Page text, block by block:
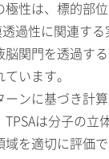
極性は、標的部
透過性に関連す
脳関門を透過す
います。
ンに基づき計
は分子の
域を適切に評価